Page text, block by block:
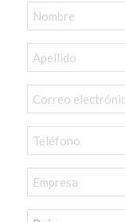
Nombre
*
Apellido
*
Correo
electrónico
Teléfono
*
Empresa
*
País